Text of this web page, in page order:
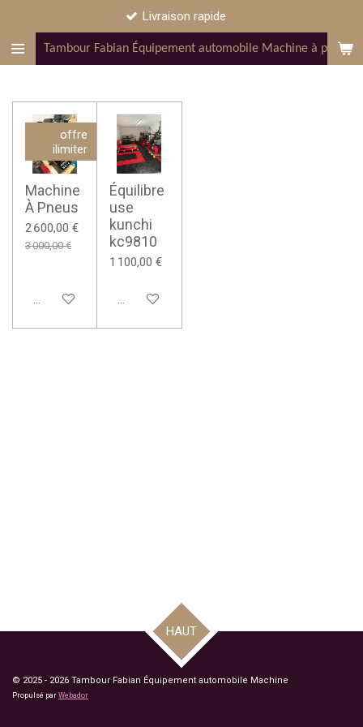
contenu
Tambour Fabian Équipement automobile Machine à
Livraison rapide
offre
ilimiter
Machine
À Pneus
2 600,00 €
3 000,00 €
Ajouter au panier
Équilibre
use
kunchi
kc9810
1 100,00 €
Ajouter au panier
HAUT
© 2025 - 2026 Tambour Fabian Équipement automobile Machine
Propulsé par Webador